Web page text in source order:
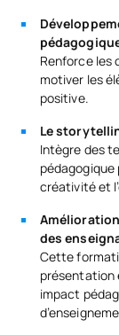
Renforce les
motiver les
positive.
Le
Intègre des
pédagogique
créativité et
des
Cette
présentation
impact